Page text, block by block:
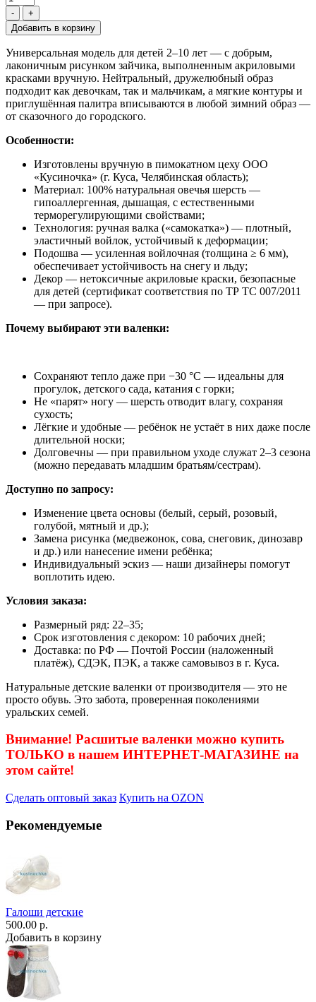
- +
Универсальная модель для детей 2–10 лет — с добрым,
лаконичным рисунком зайчика, выполненным акриловыми
красками вручную. Нейтральный, дружелюбный образ
подходит как девочкам, так и мальчикам, а мягкие контуры и
приглушённая палитра вписываются в любой зимний образ —
от сказочного до городского.
Особенности:
Изготовлены вручную в пимокатном цеху ООО
«Кусиночка» (г. Куса, Челябинская область);
Материал: 100% натуральная овечья шерсть —
гипоаллергенная, дышащая, с естественными
терморегулирующими свойствами;
Технология: ручная валка («самокатка») — плотный,
эластичный войлок, устойчивый к деформации;
Подошва — усиленная войлочная (толщина ≥ 6 мм),
обеспечивает устойчивость на снегу и льду;
Декор — нетоксичные акриловые краски, безопасные
для детей (сертификат соответствия по ТР ТС 007/2011
— при запросе).
Почему выбирают эти валенки:
Сохраняют тепло даже при −30 °C — идеальны для
прогулок, детского сада, катания с горки;
Не «парят» ногу — шерсть отводит влагу, сохраняя
сухость;
Лёгкие и удобные — ребёнок не устаёт в них даже после
длительной носки;
Долговечны — при правильном уходе служат 2–3 сезона
(можно передавать младшим братьям/сестрам).
Доступно по запросу:
Изменение цвета основы (белый, серый, розовый,
голубой, мятный и др.);
Замена рисунка (медвежонок, сова, снеговик, динозавр
и др.) или нанесение имени ребёнка;
Индивидуальный эскиз — наши дизайнеры помогут
воплотить идею.
Условия заказа:
Размерный ряд: 22–35;
Срок изготовления с декором: 10 рабочих дней;
Доставка: по РФ — Почтой России (наложенный
платёж), СДЭК, ПЭК, а также самовывоз в г. Куса.
Натуральные детские валенки от производителя — это не
просто обувь. Это забота, проверенная поколениями
уральских семей.
Внимание! Расшитые валенки можно купить
ТОЛЬКО в нашем ИНТЕРНЕТ-МАГАЗИНЕ на
этом сайте!
Сделать оптовый заказ Купить на OZON
Рекомендуемые
Галоши детские
500.00 р.
Добавить в корзину